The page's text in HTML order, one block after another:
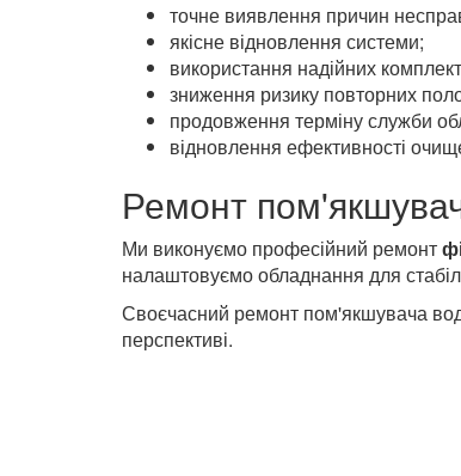
точне виявлення причин
якісне відновлення системи;
використання надійних
зниження ризику повторних
продовження терміну служби
відновлення ефективності
Ремонт
Ми виконуємо професійний ремонт
налаштовуємо обладнання для
Своєчасний ремонт пом'якшувача
перспективі.